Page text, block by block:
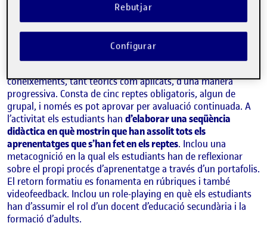
MAITE PUIGDEVALL SERRALVO
Estudis d'Arts i Humanitats de la UOC
coneixements, tant teòrics com aplicats, d’una manera
progressiva. Consta de cinc reptes obligatoris, algun de
grupal, i només es pot aprovar per avaluació continuada. A
l’activitat els estudiants han d’elaborar una seqüència
didàctica en què mostrin que han assolit tots els
aprenentatges que s’han fet en els reptes. Inclou una
metacognició en la qual els estudiants han de reflexionar
sobre el propi procés d’aprenentatge a través d’un portafolis.
El retorn formatiu es fonamenta en rúbriques i també
videofeedback. Inclou un role-playing en què els estudiants
han d’assumir el rol d’un docent d’educació secundària i la
formació d’adults.
Rebutjar
Configurar